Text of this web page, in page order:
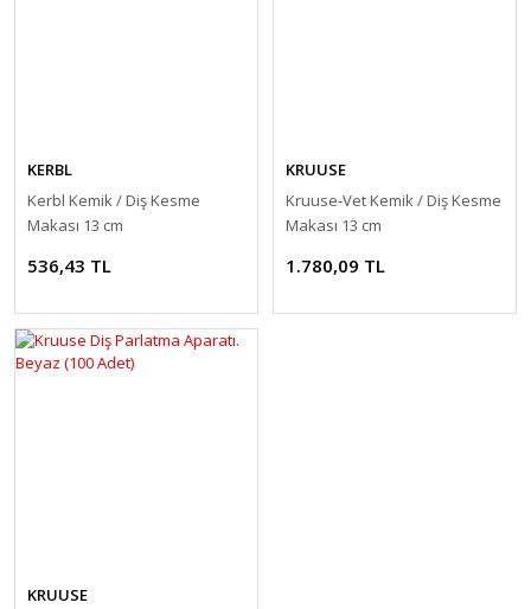
KERBL
Kerbl Kemik / Diş Kesme
Makası 13 cm
536,43 TL
KRUUSE
Kruuse-Vet Kemik / Diş Kesme
Makası 13 cm
1.780,09 TL
KRUUSE